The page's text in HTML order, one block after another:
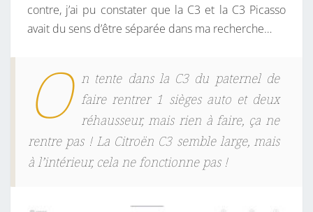
contre, j’ai pu constater que la C3 et la C3 Picasso
avait du sens d’être séparée dans ma recherche…
O n tente dans la C3 du paternel de
faire rentrer 1 sièges auto et deux
réhausseur, mais rien à faire, ça ne
rentre pas ! La Citroën C3 semble large, mais
à l’intérieur, cela ne fonctionne pas !